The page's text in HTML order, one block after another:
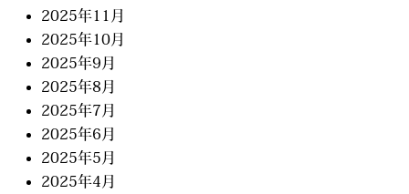
2025年11月
2025年10月
2025年9月
2025年8月
2025年7月
2025年6月
2025年5月
2025年4月